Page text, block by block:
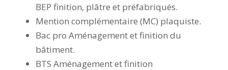
BEP finition, plâtre et préfabriqués.
Mention complémentaire (MC) plaquiste.
Bac pro Aménagement et finition du
bâtiment.
BTS Aménagement et finition